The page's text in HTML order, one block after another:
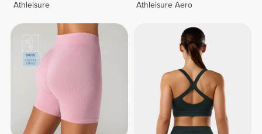
Athleisure
Athleisure Aero